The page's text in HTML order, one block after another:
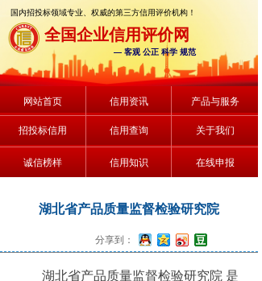
网站首页 信用资讯 产品与服务
招投标信用 信用查询 关于我们
诚信榜样 信用知识 在线申报
全国企业信用评价网
国内招投标领域专业、权威的第三方信用评价机构！
— 客观 公正 科学 规范
湖北省产品质量监督检验研究院
湖北省产品质量监督检验研究院 是
分享到：